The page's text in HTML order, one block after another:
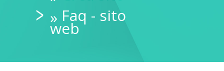
» Faq - sito
web